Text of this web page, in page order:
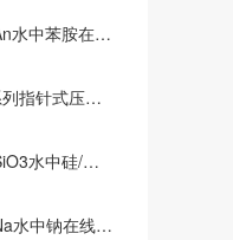
析仪常见问题解答
针式压力表
FAQ常见问题解答
在线分析仪FAQ